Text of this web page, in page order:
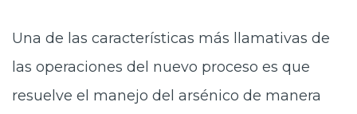
Una de las características más llamativas de
las operaciones del nuevo proceso es que
resuelve el manejo del arsénico de manera